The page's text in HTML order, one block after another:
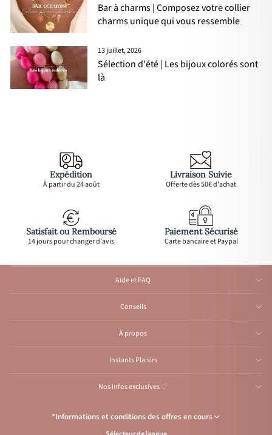
Bar à charms | Composez votre collier
charms unique qui vous ressemble
13 juillet, 2026
Sélection d'été | Les bijoux colorés sont
là
Expédition
À partir du 24 août
Livraison Suivie
Offerte dès 50€ d'achat
Satisfait ou Remboursé
14 jours pour changer d'avis
Paiement Sécurisé
Carte bancaire et Paypal
Aide et FAQ
Conseils
À propos
Instants Plaisirs
Nos infos exclusives ♡
*Informations et conditions des offres en cours